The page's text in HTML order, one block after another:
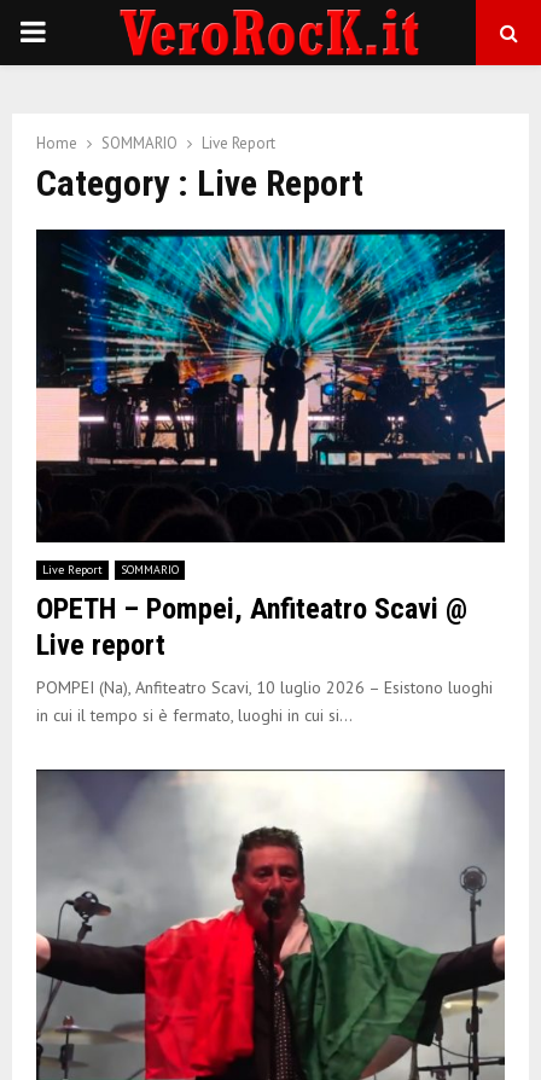
P
M
M
N
U
Home SOMMARIO Live Report
Category : Live Report
Live Report SOMMARIO
OPETH – Pompei, Anfiteatro Scavi @
Live report
POMPEI (Na), Anfiteatro Scavi, 10 luglio 2026 – Esistono luoghi
in cui il tempo si è fermato, luoghi in cui si...